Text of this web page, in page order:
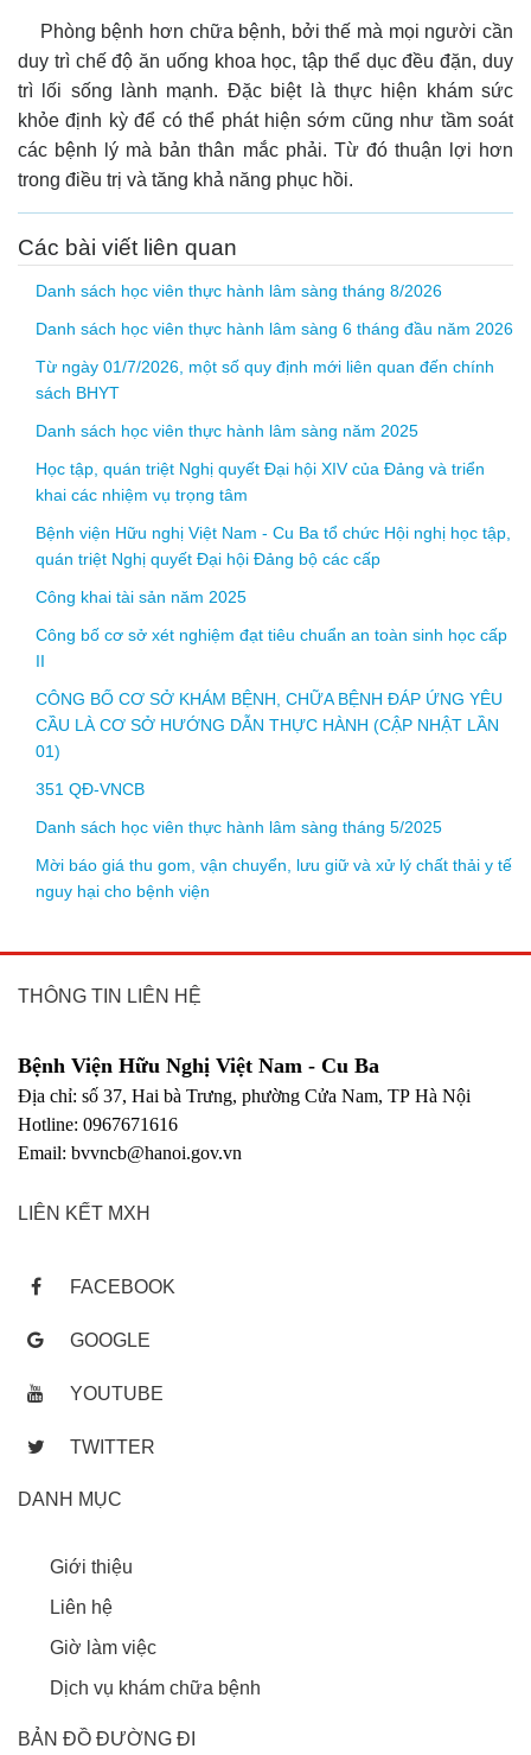
Phòng bệnh hơn chữa bệnh, bởi thế mà mọi người cần
duy trì chế độ ăn uống khoa học, tập thể dục đều đặn, duy
trì lối sống lành mạnh. Đặc biệt là thực hiện khám sức
khỏe định kỳ để có thể phát hiện sớm cũng như tầm soát
các bệnh lý mà bản thân mắc phải. Từ đó thuận lợi hơn
trong điều trị và tăng khả năng phục hồi.
Các bài viết liên quan
Danh sách học viên thực hành lâm sàng tháng 8/2026
Danh sách học viên thực hành lâm sàng 6 tháng đầu năm 2026
Từ ngày 01/7/2026, một số quy định mới liên quan đến chính
sách BHYT
Danh sách học viên thực hành lâm sàng năm 2025
Học tập, quán triệt Nghị quyết Đại hội XIV của Đảng và triển
khai các nhiệm vụ trọng tâm
Bệnh viện Hữu nghị Việt Nam - Cu Ba tổ chức Hội nghị học tập,
quán triệt Nghị quyết Đại hội Đảng bộ các cấp
Công khai tài sản năm 2025
Công bố cơ sở xét nghiệm đạt tiêu chuẩn an toàn sinh học cấp
II
CÔNG BỐ CƠ SỞ KHÁM BỆNH, CHỮA BỆNH ĐÁP ỨNG YÊU
CẦU LÀ CƠ SỞ HƯỚNG DẪN THỰC HÀNH (CẬP NHẬT LẦN
01)
351 QĐ-VNCB
Danh sách học viên thực hành lâm sàng tháng 5/2025
Mời báo giá thu gom, vận chuyển, lưu giữ và xử lý chất thải y tế
nguy hại cho bệnh viện
THÔNG TIN LIÊN HỆ
Bệnh Viện Hữu Nghị Việt Nam - Cu Ba
Địa chỉ: số 37, Hai bà Trưng, phường Cửa Nam, TP Hà Nội
Hotline: 0967671616
Email: bvvncb@hanoi.gov.vn
LIÊN KẾT MXH
FACEBOOK
GOOGLE
YOUTUBE
TWITTER
DANH MỤC
Giới thiệu
Liên hệ
Giờ làm việc
Dịch vụ khám chữa bệnh
BẢN ĐỒ ĐƯỜNG ĐI